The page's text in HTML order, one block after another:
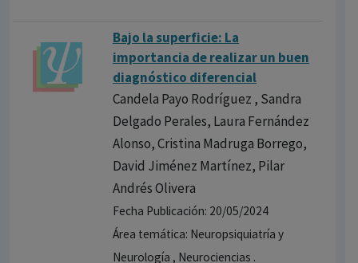
Bajo la superficie: La
importancia de realizar un buen
diagnóstico diferencial
Candela Payo Rodríguez , Sandra
Delgado Perales, Laura Fernández
Alonso, Cristina Madruga Borrego,
David Jiménez Martínez, Pilar
Andrés Olivera
Fecha Publicación: 20/05/2024
Área temática: Neuropsiquiatría y
Neurología , Neurociencias .